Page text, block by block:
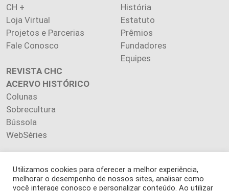
CH +
Loja Virtual
Projetos e Parcerias
Fale Conosco
História
Estatuto
Prêmios
Fundadores
Equipes
REVISTA CHC
ACERVO HISTÓRICO
Colunas
Sobrecultura
Bússola
WebSéries
Copyright 2026 INSTITUTO CIÊNCIA HOJE. Todos os direitos
Utilizamos cookies para oferecer a melhor experiência,
melhorar o desempenho de nossos sites, analisar como
você interage conosco e personalizar conteúdo. Ao utilizar